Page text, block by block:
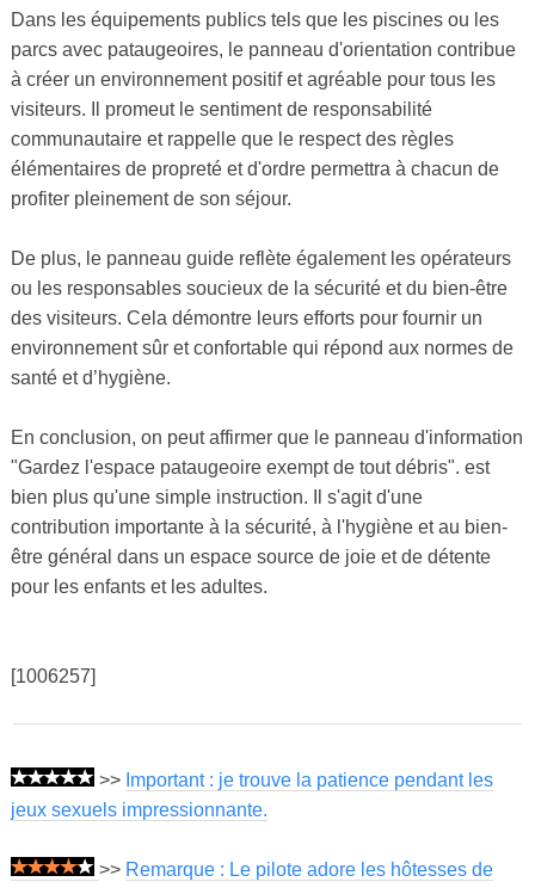
Dans les équipements publics tels que les piscines ou les
parcs avec pataugeoires, le panneau d'orientation contribue
à créer un environnement positif et agréable pour tous les
visiteurs. Il promeut le sentiment de responsabilité
communautaire et rappelle que le respect des règles
élémentaires de propreté et d'ordre permettra à chacun de
profiter pleinement de son séjour.
De plus, le panneau guide reflète également les opérateurs
ou les responsables soucieux de la sécurité et du bien-être
des visiteurs. Cela démontre leurs efforts pour fournir un
environnement sûr et confortable qui répond aux normes de
santé et d’hygiène.
En conclusion, on peut affirmer que le panneau d'information
"Gardez l'espace pataugeoire exempt de tout débris". est
bien plus qu'une simple instruction. Il s'agit d'une
contribution importante à la sécurité, à l'hygiène et au bien-
être général dans un espace source de joie et de détente
pour les enfants et les adultes.
[1006257]
>> Important : je trouve la patience pendant les
jeux sexuels impressionnante.
>> Remarque : Le pilote adore les hôtesses de